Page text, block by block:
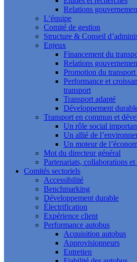
Relations
L’équipe
Comité de gestion
Structure & Conseil
Enjeux
Financement du
Relations
Promotion du
Performance et
transport
Transport adapté
Développement
Transport en commun et
Un rôle social
Un allié de
Un moteur de
Mot du directeur général
Partenariats, collaborations
Comités sectoriels
Accessibilité
Benchmarking
Développement durable
Électrification
Expérience client
Performance autobus
Acquisition autobus
Approvisionneurs
Entretien